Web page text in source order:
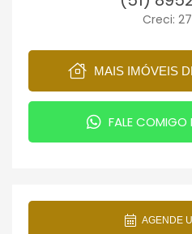
Creci:
MAIS IMÓVEIS
FALE
AGENDE